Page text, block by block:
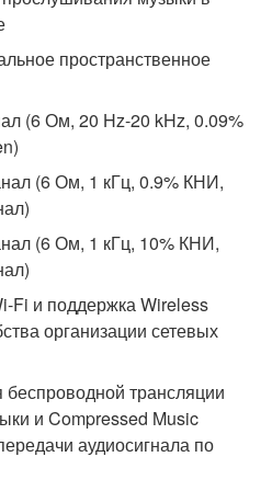
пространственное
(6 Ом, 20 Hz-20 kHz, 0.09%
(6 Ом, 1 кГц, 0.9% КНИ,
(6 Ом, 1 кГц, 10% КНИ,
Fi и поддержка Wireless
организации сетевых
трансляции
и Compressed Music
аудиосигнала по